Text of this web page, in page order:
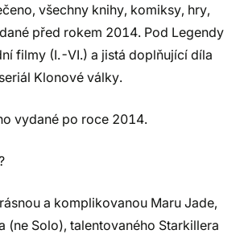
všechny knihy, komiksy, hry,
před rokem 2014. Pod Legendy
filmy (I.-VI.) a jistá doplňující díla
Klonové války.
vydané po roce 2014.
a komplikovanou Maru Jade,
(ne Solo), talentovaného Starkillera